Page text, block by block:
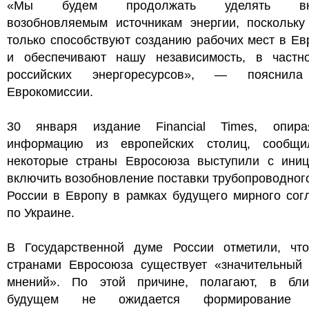
«Мы будем продолжать уделять
возобновляемым источникам энергии,
только способствуют созданию рабочих мест в
и обеспечивают нашу независимость, в
российских энергоресурсов», —
Еврокомиссии.
30 января издание Financial Times,
информацию из европейских столиц,
некоторые страны Евросоюза выступили с
включить возобновление поставки
России в Европу в рамках будущего мирного
по Украине.
В Государственной думе России отметили,
странами Евросоюза существует «значительный
мнений». По этой причине, полагают, в
будущем не ожидается формирование